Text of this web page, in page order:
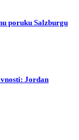
poruku Salzburgu
Jordan